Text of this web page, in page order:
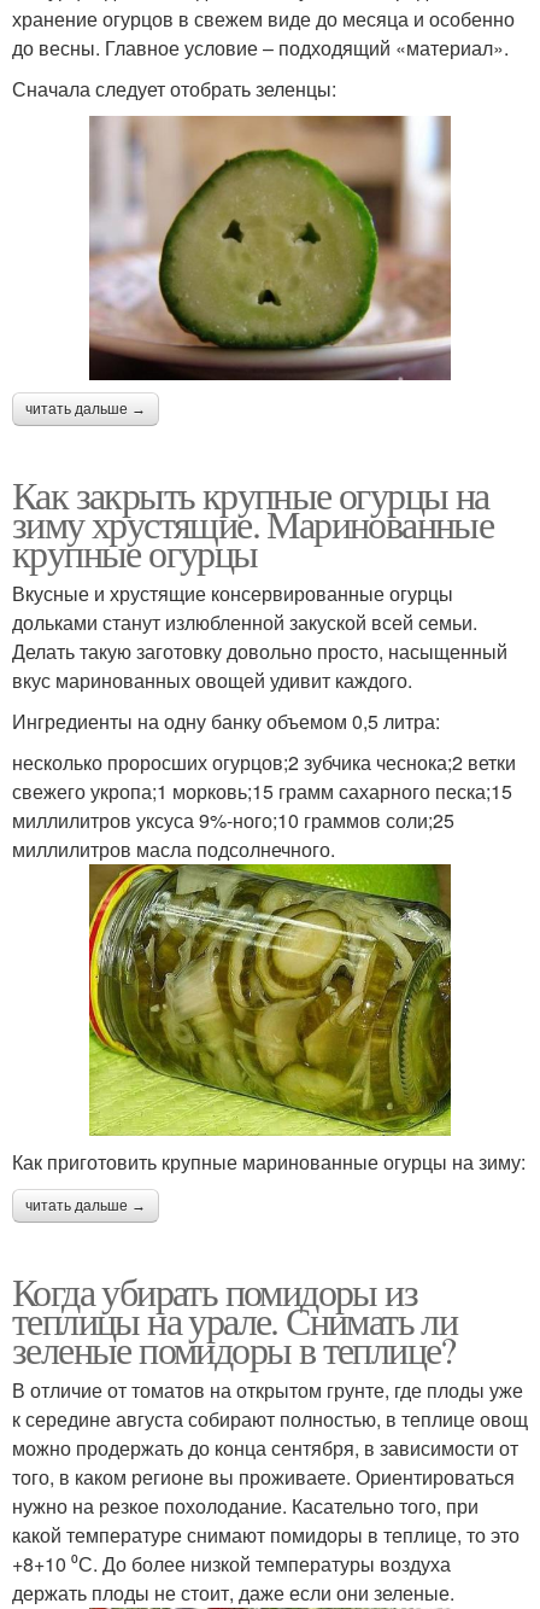
хранение огурцов в свежем виде до месяца и особенно
до весны. Главное условие – подходящий «материал».
Сначала следует отобрать зеленцы:
читать дальше →
Как закрыть крупные огурцы на
зиму хрустящие. Маринованные
крупные огурцы
Вкусные и хрустящие консервированные огурцы
дольками станут излюбленной закуской всей семьи.
Делать такую заготовку довольно просто, насыщенный
вкус маринованных овощей удивит каждого.
Ингредиенты на одну банку объемом 0,5 литра:
несколько проросших огурцов;2 зубчика чеснока;2 ветки
свежего укропа;1 морковь;15 грамм сахарного песка;15
миллилитров уксуса 9%-ного;10 граммов соли;25
миллилитров масла подсолнечного.
Как приготовить крупные маринованные огурцы на зиму:
читать дальше →
Когда убирать помидоры из
теплицы на урале. Снимать ли
зеленые помидоры в теплице?
В отличие от томатов на открытом грунте, где плоды уже
к середине августа собирают полностью, в теплице овощ
можно продержать до конца сентября, в зависимости от
того, в каком регионе вы проживаете. Ориентироваться
нужно на резкое похолодание. Касательно того, при
какой температуре снимают помидоры в теплице, то это
+8+10 ⁰С. До более низкой температуры воздуха
держать плоды не стоит, даже если они зеленые.